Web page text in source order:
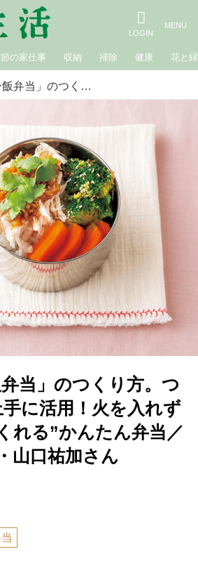
の家仕事 収納 掃除 健康 花と緑
「ジーロー飯弁当」のつくり方。つくりおきを上手に活用！火を入れずに“さっとつくれる”かんたん弁当／自炊料理家®・山口祐加さん
弁当」のつくり方。つ
に活用！火を入れず
れる”かんたん弁当／
山口祐加さん